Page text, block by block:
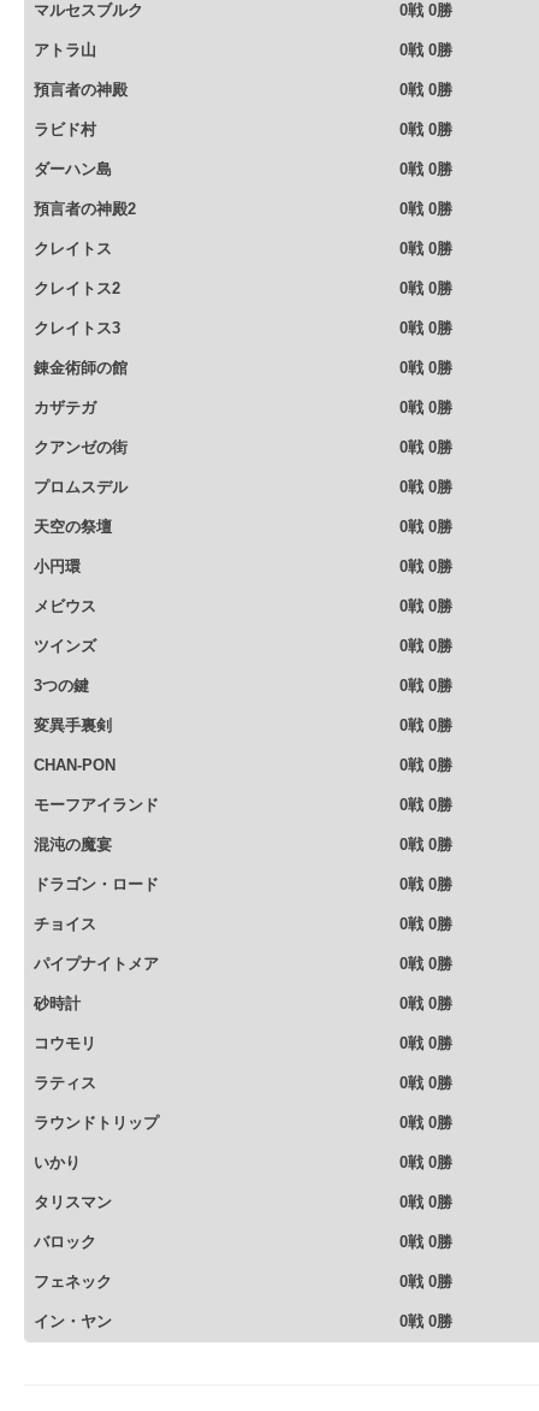
マルセスブルク 0戦 0勝
アトラ山 0戦 0勝
預言者の神殿 0戦 0勝
ラビド村 0戦 0勝
ダーハン島 0戦 0勝
預言者の神殿2 0戦 0勝
クレイトス 0戦 0勝
クレイトス2 0戦 0勝
クレイトス3 0戦 0勝
錬金術師の館 0戦 0勝
カザテガ 0戦 0勝
クアンゼの街 0戦 0勝
プロムスデル 0戦 0勝
天空の祭壇 0戦 0勝
小円環 0戦 0勝
メビウス 0戦 0勝
ツインズ 0戦 0勝
3つの鍵 0戦 0勝
変異手裏剣 0戦 0勝
CHAN-PON 0戦 0勝
モーフアイランド 0戦 0勝
混沌の魔宴 0戦 0勝
ドラゴン・ロード 0戦 0勝
チョイス 0戦 0勝
パイプナイトメア 0戦 0勝
砂時計 0戦 0勝
コウモリ 0戦 0勝
ラティス 0戦 0勝
ラウンドトリップ 0戦 0勝
いかり 0戦 0勝
タリスマン 0戦 0勝
バロック 0戦 0勝
フェネック 0戦 0勝
イン・ヤン 0戦 0勝